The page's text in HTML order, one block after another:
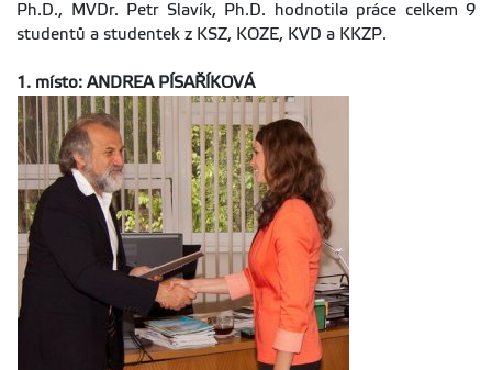
Ph.D., MVDr. Petr Slavík, Ph.D. hodnotila práce celkem 9
studentů a studentek z KSZ, KOZE, KVD a KKZP.
1. místo: ANDREA PÍSAŘÍKOVÁ